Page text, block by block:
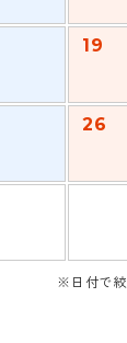
19
26
※日付で